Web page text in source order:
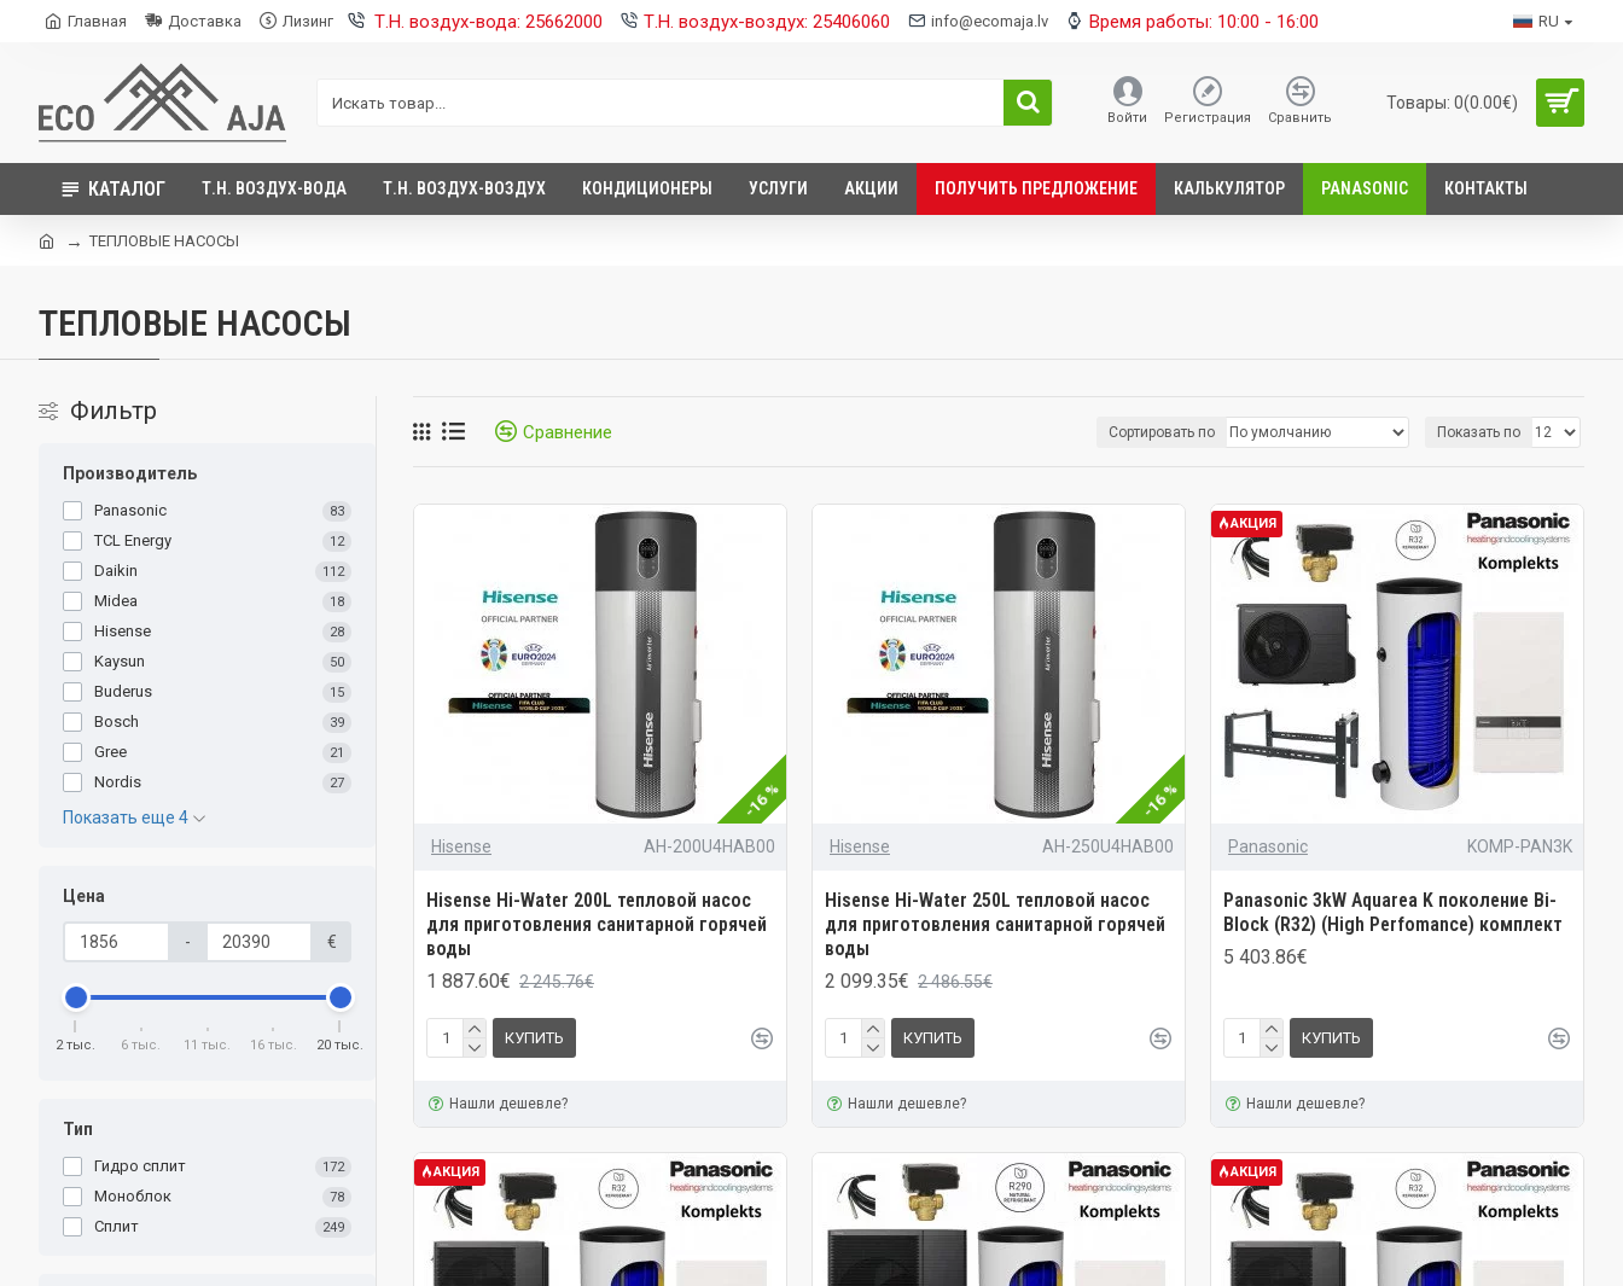
Главная Доставка Лизинг Т.Н. воздух-вода: 25662000 Т.Н. воздух-воздух: 25406060 info@ecomaja.lv Время работы: 10:00 - 16:00 RU
Войти Регистрация Сравнить
Товары: 0(0.00€)
КАТАЛОГ Т.Н. ВОЗДУХ-ВОДА Т.Н. ВОЗДУХ-ВОЗДУХ КОНДИЦИОНЕРЫ УСЛУГИ АКЦИИ ПОЛУЧИТЬ ПРЕДЛОЖЕНИЕ КАЛЬКУЛЯТОР PANASONIC КОНТАКТЫ
ТЕПЛОВЫЕ НАСОСЫ
ТЕПЛОВЫЕ НАСОСЫ
Фильтр
Производитель
Panasonic 83
TCL Energy 12
Daikin 112
Midea 18
Hisense 28
Kaysun 50
Buderus 15
Bosch 39
Gree 21
Nordis 27
Показать еще 4
Цена
- €
2 тыс. 6 тыс. 11 тыс. 16 тыс. 20 тыс.
Тип
Гидро сплит 172
Моноблок 78
Сплит 249
Сравнение Сортировать по Показать по
-16 %
Hisense AH-200U4HAB00
Hisense Hi-Water 200L тепловой насос
для приготовления санитарной горячей
воды
1 887.60€ 2 245.76€
КУПИТЬ
Нашли дешевле?
-16 %
Hisense AH-250U4HAB00
Hisense Hi-Water 250L тепловой насос
для приготовления санитарной горячей
воды
2 099.35€ 2 486.55€
КУПИТЬ
Нашли дешевле?
АКЦИЯ
Panasonic KOMP-PAN3K
Panasonic 3kW Aquarea K поколение Bi-
Block (R32) (High Perfomance) комплект
5 403.86€
КУПИТЬ
Нашли дешевле?
АКЦИЯ АКЦИЯ